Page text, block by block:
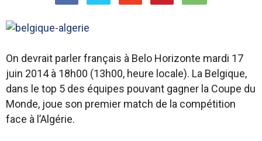
On devrait parler français à Belo Horizonte mardi 17
juin 2014 à 18h00 (13h00, heure locale). La Belgique,
dans le top 5 des équipes pouvant gagner la Coupe du
Monde, joue son premier match de la compétition
face à l’Algérie.